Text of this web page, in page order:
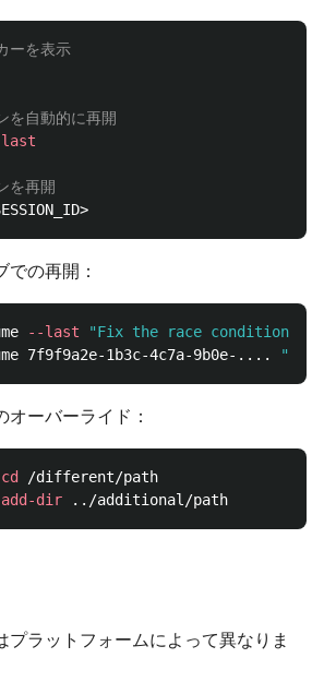
ーを表示
を自動的に再開
を再開
の再開：
--last
"Fix the race conditions
7f9f9a2e-1b3c-4c7a-9b0e-....
ーバーライド：
/different/path
dir
プラットフォームによって異なりま